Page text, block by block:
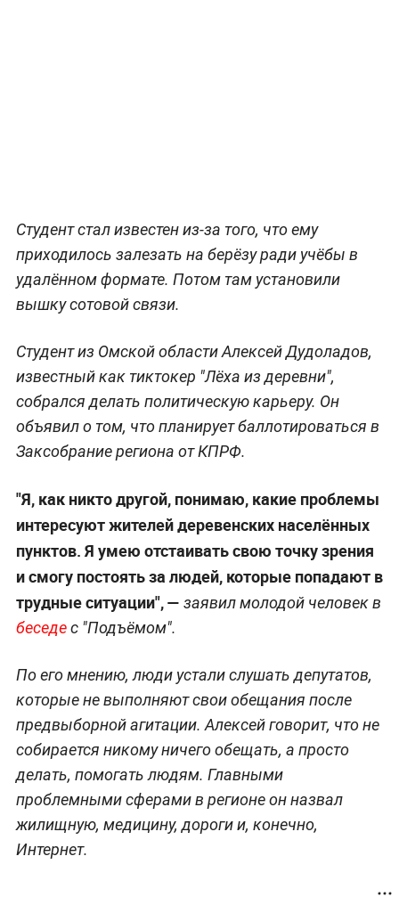
Студент стал известен из-за того, что ему
приходилось залезать на берёзу ради учёбы в
удалённом формате. Потом там установили
вышку сотовой связи.
Студент из Омской области Алексей Дудоладов,
известный как тиктокер "Лёха из деревни",
собрался делать политическую карьеру. Он
объявил о том, что планирует баллотироваться в
Заксобрание региона от КПРФ.
"Я, как никто другой, понимаю, какие проблемы
интересуют жителей деревенских населённых
пунктов. Я умею отстаивать свою точку зрения
и смогу постоять за людей, которые попадают в
трудные ситуации", — заявил молодой человек в
беседес "Подъёмом".
По его мнению, люди устали слушать депутатов,
которые не выполняют свои обещания после
предвыборной агитации. Алексей говорит, что не
собирается никому ничего обещать, а просто
делать, помогать людям. Главными
проблемными сферами в регионе он назвал
жилищную, медицину, дороги и, конечно,
Интернет.